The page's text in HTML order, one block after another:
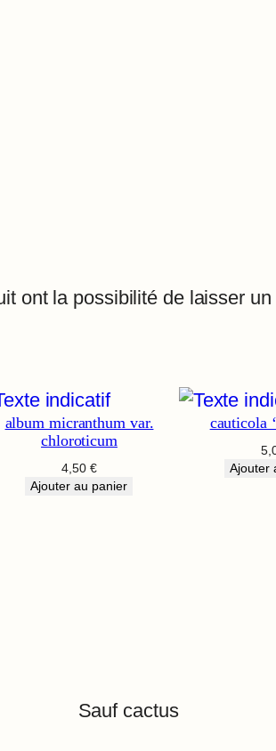
ont la possibilité de laisser un
album micranthum var.
chloroticum
4,50 €
Ajouter au panier
cauticola
Ajouter
Sauf cactus